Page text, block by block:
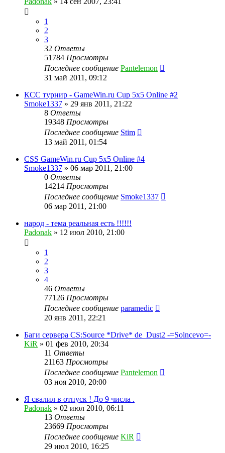
1
2
3
32 Ответы
51784 Просмотры
Последнее сообщение Pantelemon
31 май 2011, 09:12
КСС турнир - GameWin.ru Cup 5x5 Online #2
Smoke1337 » 29 янв 2011, 21:22
8 Ответы
19348 Просмотры
Последнее сообщение Stim
13 май 2011, 01:54
CSS GameWin.ru Cup 5x5 Online #4
Smoke1337 » 06 мар 2011, 21:00
0 Ответы
14214 Просмотры
Последнее сообщение Smoke1337
06 мар 2011, 21:00
народ - тема реальная есть !!!!!!
Padonak » 12 июл 2010, 21:00
1
2
3
4
46 Ответы
77126 Просмотры
Последнее сообщение paramedic
20 янв 2011, 22:21
Баги сервера CS:Source *Drive* de_Dust2 -=Solncevo=-
KiR » 01 фев 2010, 20:34
11 Ответы
21163 Просмотры
Последнее сообщение Pantelemon
03 ноя 2010, 20:00
Я свалил в отпуск ! До 9 числа .
Padonak » 02 июл 2010, 06:11
13 Ответы
23669 Просмотры
Последнее сообщение KiR
29 июл 2010, 16:25